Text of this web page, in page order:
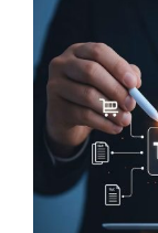
Ver
imagen
más
grande